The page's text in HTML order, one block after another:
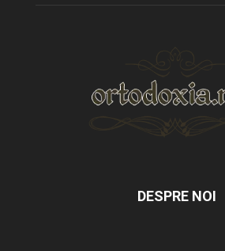
DESPRE NOI